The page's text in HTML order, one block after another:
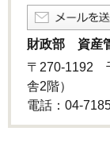
財政部 資産
〒270-1192
舎2階）
電話：04-